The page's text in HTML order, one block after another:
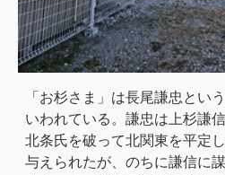
「お杉さま」は長尾謙忠とい
いわれている。謙忠は上杉謙
北条氏を破って北関東を平定
与えられたが、のちに謙信に